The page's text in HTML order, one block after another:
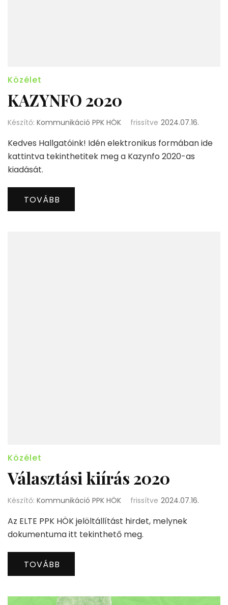
Közélet
KAZYNFO 2020
Készítő: Kommunikáció PPK HÖK frissítve 2024.07.16.
Kedves Hallgatóink! Idén elektronikus formában ide
kattintva tekinthetitek meg a Kazynfo 2020-as
kiadását.
TOVÁBB
Közélet
Választási kiírás 2020
Készítő: Kommunikáció PPK HÖK frissítve 2024.07.16.
Az ELTE PPK HÖK jelöltállítást hirdet, melynek
dokumentuma itt tekinthető meg.
TOVÁBB